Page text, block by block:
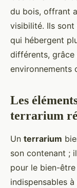
du bois, offrant
visibilité. Ils
qui hébergent
différents, grâce
environnements
Les
terrarium
Un terrarium
son contenant ;
pour le bien-
indispensables